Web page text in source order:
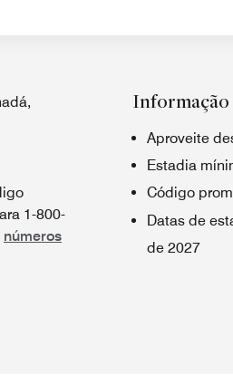
1-800-
números
Aproveite
Estadia
Código
Datas de
de 2027